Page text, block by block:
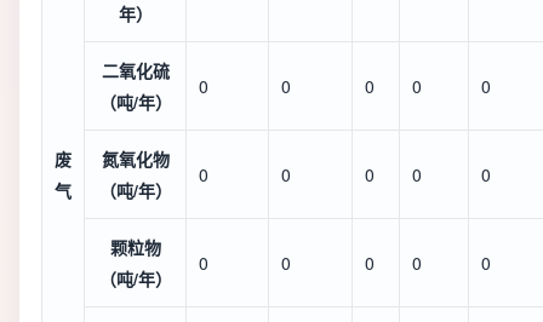
废
气
年）
二氧化硫
（吨/年）
0 0 0 0 0
氮氧化物
（吨/年）
0 0 0 0 0
颗粒物
（吨/年）
0 0 0 0 0